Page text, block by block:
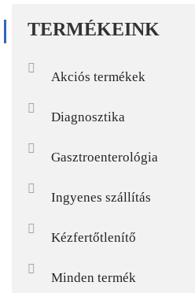
TERMÉKEINK
Akciós termékek
Diagnosztika
Gasztroenterológia
Ingyenes szállítás
Kézfertőtlenítő
Minden termék